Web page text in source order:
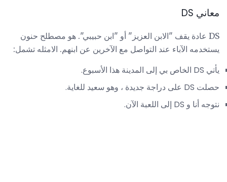
معاني DS
DS عادة يقف "الابن العزيز" أو "ابن حبيبي". هو مصطلح حنون
يستخدمه الآباء عند التواصل مع الآخرين عن ابنهم. الامثله تشمل:
يأتي DS الخاص بي إلى المدينة هذا الأسبوع.
حصلت DS على دراجة جديدة ، وهو سعيد للغاية.
نتوجه أنا و DS إلى اللعبة الآن.